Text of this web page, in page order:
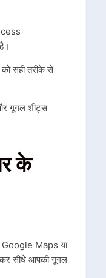
सही तरीके से
गूगल शीट्स
के
Google Maps या
सीधे आपकी गूगल